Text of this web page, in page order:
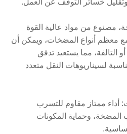
مصنوع من مواد عالية القوة
معظم أنواع المضخات، ويمكن أن
التالفة، مما يستعيد تدفق
لسيناريوهات النقل متعدد
أداء ممتاز مقاوم للتسرب
وحماية المكونات